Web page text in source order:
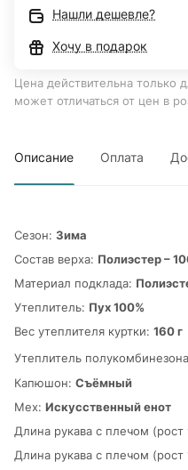
Нашли дешевле?
Хочу в подарок
Цена действительна только
может отличаться от цен в
Описание Оплата
Сезон: Зима
Состав верха: Полиэстер –
Материал подклада:
Утеплитель: Пух 100%
Вес утеплителя куртки: 160 г
Утеплитель
Капюшон: Съёмный
Мех: Искусственный енот
Длина рукава с плечом (рост
Длина рукава с плечом (рост